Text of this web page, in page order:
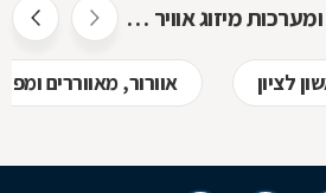
אנשים שחיפשו מזגנים ומערכות מיזוג אוויר חיפשו גם
לציון אוורור, מאווררים